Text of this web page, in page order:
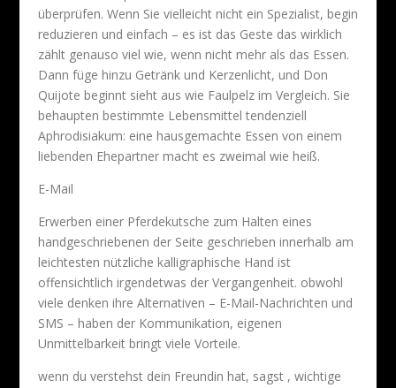
überprüfen. Wenn Sie vielleicht nicht ein Spezialist, begin
reduzieren und einfach – es ist das Geste das wirklich
zählt genauso viel wie, wenn nicht mehr als das Essen.
Dann füge hinzu Getränk und Kerzenlicht, und Don
Quijote beginnt sieht aus wie Faulpelz im Vergleich. Sie
behaupten bestimmte Lebensmittel tendenziell
Aphrodisiakum: eine hausgemachte Essen von einem
liebenden Ehepartner macht es zweimal wie heiß.
E-Mail
Erwerben einer Pferdekutsche zum Halten eines
handgeschriebenen der Seite geschrieben innerhalb am
leichtesten nützliche kalligraphische Hand ist
offensichtlich irgendetwas der Vergangenheit. obwohl
viele denken ihre Alternativen – E-Mail-Nachrichten und
SMS – haben der Kommunikation, eigenen
Unmittelbarkeit bringt viele Vorteile.
wenn du verstehst dein Freundin hat, sagst , wichtige